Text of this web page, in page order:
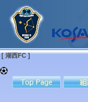
[ 湖西FC ]